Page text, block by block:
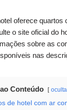
oferece quartos
o site oficial do
sobre as
nas
Conteúdo
de hotel com ar